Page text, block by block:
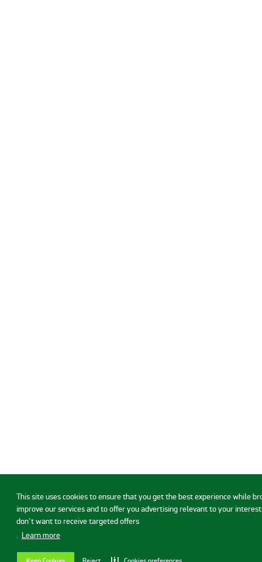
This site uses cookies to ensure that you get the best experience while
improve our services and to offer you advertising relevant to your
don't want to receive targeted offers
. Learn more